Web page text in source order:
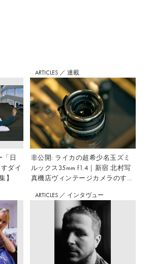
「日
ダイ
】
ARTICLES ／ 連載
非公開: ライカの超希少名玉ズミ
ルックス35mm f1.4｜新宿 北村写
真機店ヴィンテージカメラのすす
ARTICLES ／ インタヴュー